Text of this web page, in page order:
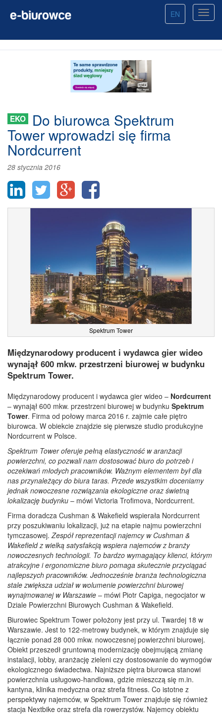
EN
EKO Do biurowca Spektrum
Tower wprowadzi się firma
Nordcurrent
28 stycznia 2016
Spektrum Tower
Międzynarodowy producent i wydawca gier wideo
wynajął 600 mkw. przestrzeni biurowej w budynku
Spektrum Tower.
Międzynarodowy producent i wydawca gier wideo – Nordcurrent
– wynajął 600 mkw. przestrzeni biurowej w budynku Spektrum
Tower. Firma od połowy marca 2016 r. zajmie całe piętro
biurowca. W obiekcie znajdzie się pierwsze studio produkcyjne
Nordcurrent w Polsce.
Spektrum Tower oferuje pełną elastyczność w aranżacji
powierzchni, co pozwali nam dostosować biuro do potrzeb i
oczekiwań młodych pracowników. Ważnym elementem był dla
nas przynależący do biura taras. Przede wszystkim doceniamy
jednak nowoczesne rozwiązania ekologiczne oraz świetną
lokalizację budynku – mówi Victoria Trofimova, Nordcurrent.
Firma doradcza Cushman & Wakefield wspierała Nordcurrent
przy poszukiwaniu lokalizacji, już na etapie najmu powierzchni
tymczasowej.Zespół reprezentacji najemcy w Cushman &
Wakefield z wielką satysfakcją wspiera najemców z branży
nowoczesnych technologii. To bardzo wymagający klienci, którym
atrakcyjne i ergonomiczne biuro pomaga skutecznie przyciągać
najlepszych pracowników. Jednocześnie branża technologiczna
stale zwiększa udział w wolumenie powierzchni biurowej
wynajmowanej w Warszawie – mówi Piotr Capiga, negocjator w
Dziale Powierzchni Biurowych Cushman & Wakefield.
Biurowiec Spektrum Tower położony jest przy ul. Twardej 18 w
Warszawie. Jest to 122-metrowy budynek, w którym znajduje się
łącznie ponad 28 000 mkw. nowoczesnej powierzchni biurowej.
Obiekt przeszedł gruntowną modernizację obejmującą zmianę
instalacji, lobby, aranżację zieleni czy dostosowanie do wymogów
ekologicznego świadectwa. Najniższe piętra biurowca stanowi
powierzchnia usługowo-handlowa, gdzie mieszczą się m.in.
kantyna, klinika medyczna oraz strefa fitness. Co istotne z
perspektywy najemców, w Spektrum Tower znajduje się również
stacja Nextbike oraz strefa dla rowerzystów. Najemcy obiektu